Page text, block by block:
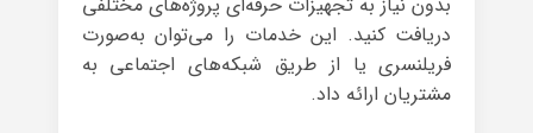
دریافت کنید. این خدمات را می‌توان به‌صورت
فریلنسری یا از طریق شبکه‌های اجتماعی به
مشتریان ارائه داد.